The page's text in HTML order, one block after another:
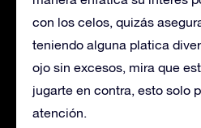
con los celos, quizás
teniendo alguna platica
ojo sin excesos, mira que
jugarte en contra, esto solo
atención.